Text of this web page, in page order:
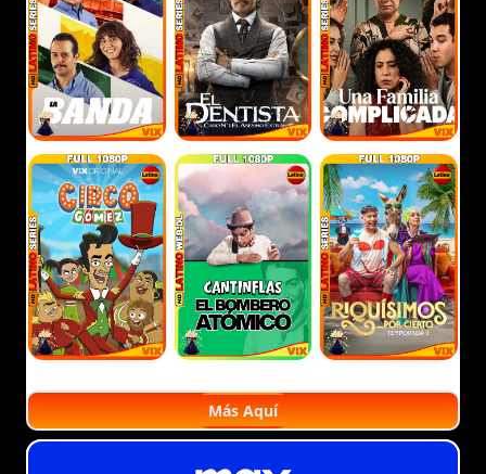
Más Aquí